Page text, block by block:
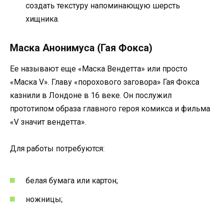
создать текстуру напоминающую шерсть
хищника.
Маска Анонимуса (Гая Фокса)
Ее называют еще «Маска Вендетта» или просто
«Маска V». Главу «порохового заговора» Гая Фокса
казнили в Лондоне в 16 веке. Он послужил
прототипом образа главного героя комикса и фильма
«V значит вендетта».
Для работы потребуются:
белая бумага или картон;
ножницы;